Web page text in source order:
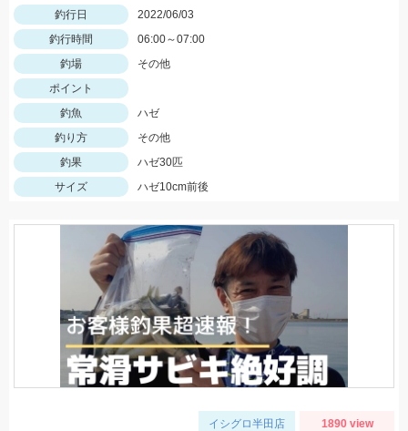
釣行日
2022/06/03
釣行時間
06:00～07:00
釣場
その他
ポイント
釣魚
ハゼ
釣り方
その他
釣果
ハゼ30匹
サイズ
ハゼ10cm前後
イシグロ半田店 1890 view